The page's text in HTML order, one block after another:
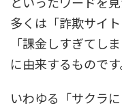
多くは「詐欺サイ
「課金しすぎてし
に由来するものです
いわゆる「サクラ